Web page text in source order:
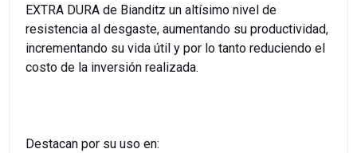
EXTRA DURA de Bianditz un altísimo nivel de
resistencia al desgaste, aumentando su productividad,
incrementando su vida útil y por lo tanto reduciendo el
costo de la inversión realizada.
Destacan por su uso en: